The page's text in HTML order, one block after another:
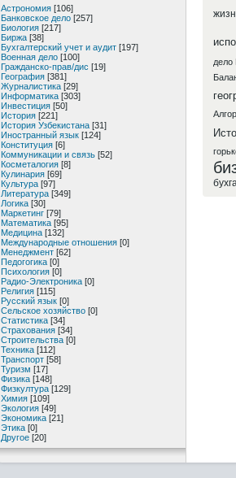
Астрономия [106]
Банковское дело [257]
Биология [217]
Биржа [38]
Бухгалтерский учет и аудит [197]
Военная дело [100]
Гражданско-прав/дис [19]
География [381]
Журналистика [29]
Информатика [303]
Инвестиция [50]
История [221]
История Узбекистана [31]
Иностранный язык [124]
Конституция [6]
Коммуникации и связь [52]
Косметалогия [8]
Кулинария [69]
Культура [97]
Литература [349]
Логика [30]
Маркетинг [79]
Математика [95]
Медицина [132]
Международные отношения [0]
Менеджмент [62]
Педогогика [0]
Психология [0]
Радио-Электроника [0]
Религия [115]
Русский язык [0]
Сельское хозяйство [0]
Статистика [34]
Страхования [34]
Строительства [0]
Техника [112]
Транспорт [58]
Туризм [17]
Физика [148]
Физкултура [129]
Химия [109]
Экология [49]
Экономика [21]
Этика [0]
Другое [20]
дело